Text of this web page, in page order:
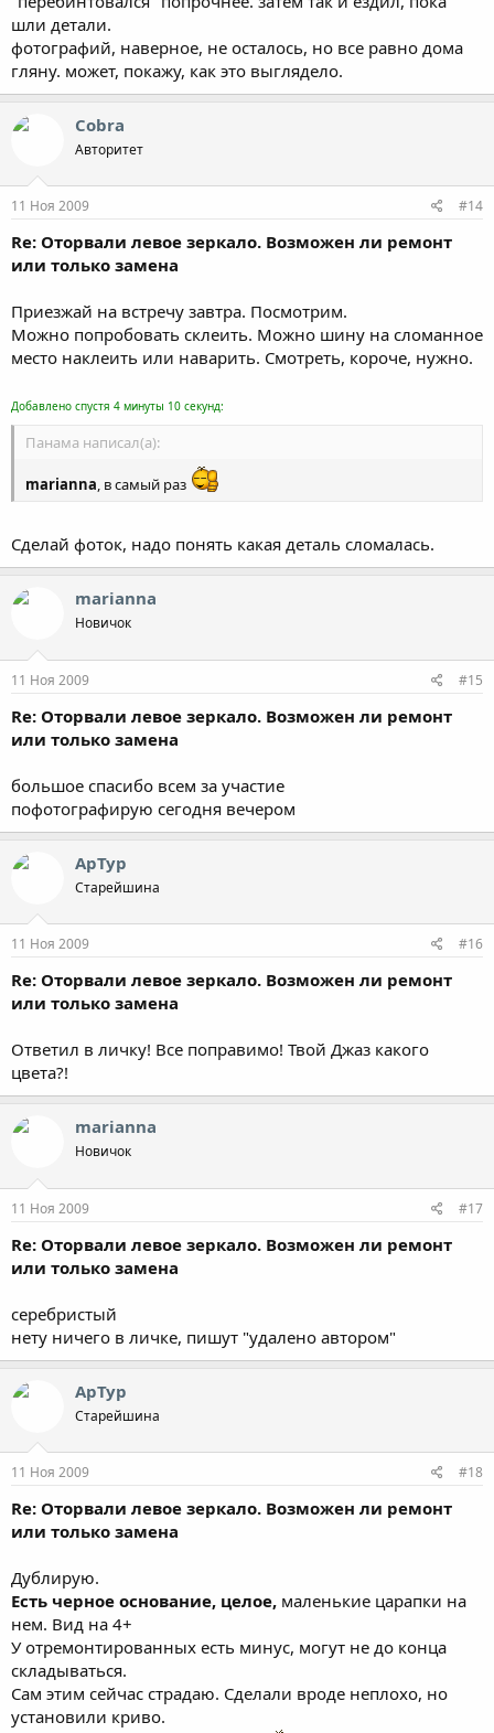
шли детали.
фотографий, наверное, не осталось, но все равно дома
гляну. может, покажу, как это выглядело.
Cobra
Авторитет
11 Ноя 2009 #14
Re: Оторвали левое зеркало. Возможен ли ремонт
или только замена
Приезжай на встречу завтра. Посмотрим.
Можно попробовать склеить. Можно шину на сломанное
место наклеить или наварить. Смотреть, короче, нужно.
Добавлено спустя 4 минуты 10 секунд:
Панама написал(а):
marianna , в самый раз
Сделай фоток, надо понять какая деталь сломалась.
marianna
Новичок
11 Ноя 2009 #15
Re: Оторвали левое зеркало. Возможен ли ремонт
или только замена
большое спасибо всем за участие
пофотографирую сегодня вечером
АрТур
Старейшина
11 Ноя 2009 #16
Re: Оторвали левое зеркало. Возможен ли ремонт
или только замена
Ответил в личку! Все поправимо! Твой Джаз какого
цвета?!
marianna
Новичок
11 Ноя 2009 #17
Re: Оторвали левое зеркало. Возможен ли ремонт
или только замена
серебристый
нету ничего в личке, пишут "удалено автором"
АрТур
Старейшина
11 Ноя 2009 #18
Re: Оторвали левое зеркало. Возможен ли ремонт
или только замена
Дублирую.
Есть черное основание, целое, маленькие царапки на
нем. Вид на 4+
У отремонтированных есть минус, могут не до конца
складываться.
Сам этим сейчас страдаю. Сделали вроде неплохо, но
установили криво.